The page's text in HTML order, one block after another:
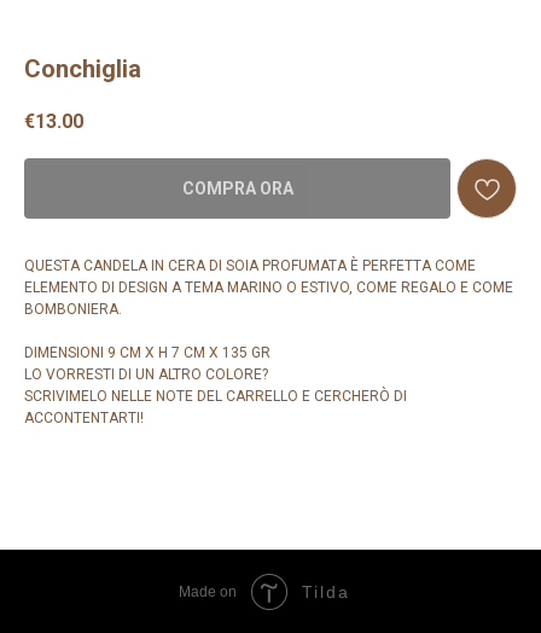
Conchiglia
€13.00
COMPRA ORA
QUESTA CANDELA IN CERA DI SOIA PROFUMATA È PERFETTA COME
ELEMENTO DI DESIGN A TEMA MARINO O ESTIVO, COME REGALO E COME
BOMBONIERA.
DIMENSIONI 9 CM X H 7 CM X 135 GR
LO VORRESTI DI UN ALTRO COLORE?
SCRIVIMELO NELLE NOTE DEL CARRELLO E CERCHERÒ DI
ACCONTENTARTI!
Made on Tilda